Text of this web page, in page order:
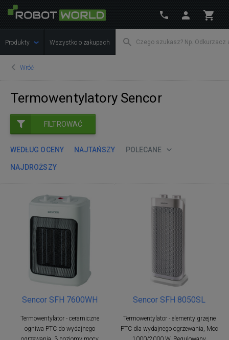
Produkty Wszystko o zakupach
Wróć
Termowentylatory Sencor
FILTROWAĆ
WEDŁUG OCENY NAJTAŃSZY POLECANE
NAJDROŻSZY
Sencor SFH 7600WH
Termowentylator - ceramiczne
ogniwa PTC do wydajnego
Sencor SFH 8050SL
Termowentylator - elementy grzejne
PTC dla wydajnego ogrzewania, Moc